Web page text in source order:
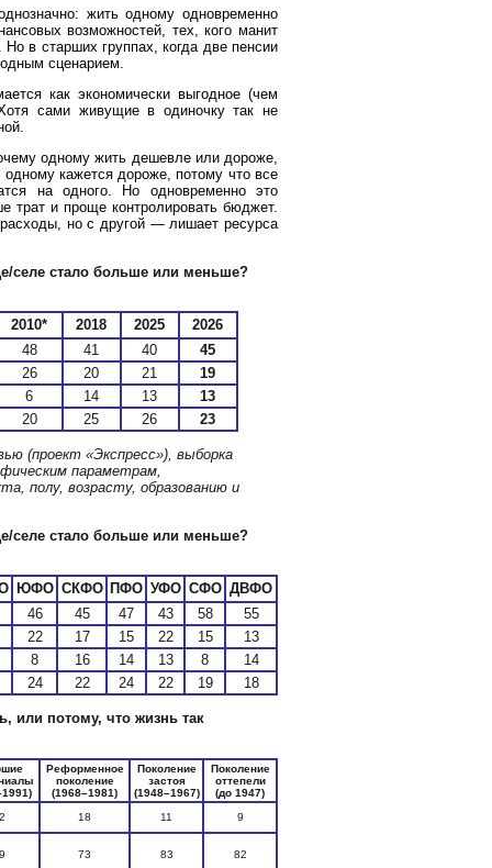
жить одному одновременно
возможностей, тех, кого манит
в старших группах, когда две пенсии
сценарием.
как экономически выгодное (чем
сами живущие в одиночку так не
одному жить дешевле или дороже,
кажется дороже, потому что все
на одного. Но одновременно это
трат и проще контролировать бюджет.
но с другой — лишает ресурса
селе стало больше или меньше?
2010* 2018 2025
2026
48
41 40
45
26
20 21
19
6
14 13
13
20
25 26 23
(проект «Экспресс»), выборка
параметрам,
полу, возрасту, образованию и
селе стало больше или меньше?
ЮФО СКФО ПФО УФО СФО ДВФО
46
45 47 43 58
55
22
17 15 22 15
13
8
16 14 13 8
14
24
22 24 22 19 18
или потому, что жизнь так
Реформенное
поколение
(1968–1981)
Поколение
застоя
(1948–1967)
Поколение
оттепели
(до 1947)
18 11 9
73 83 82